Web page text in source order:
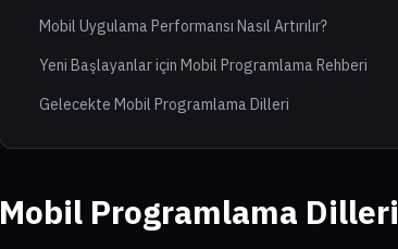
Mobil Uygulama Performansı Nasıl Artırılır?
Yeni Başlayanlar için Mobil Programlama Rehberi
Gelecekte Mobil Programlama Dilleri
Mobil Programlama Dilleri